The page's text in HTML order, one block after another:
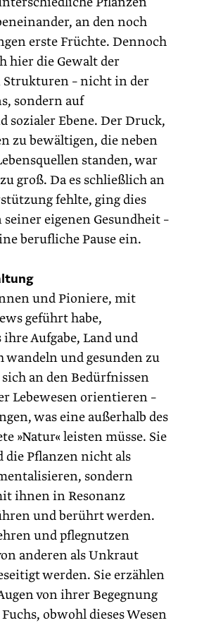
an den noch
erste Früchte. Dennoch
hier die Gewalt der
Strukturen – nicht in der
sondern auf
sozialer Ebene. Der Druck,
zu bewältigen, die neben
standen, war
groß. Da es schließlich an
fehlte, ging dies
eigenen Gesundheit –
berufliche Pause ein.
und Pioniere, mit
geführt habe,
ihre Aufgabe, Land und
und gesunden zu
an den Bedürfnissen
Lebewesen orientieren –
was eine außerhalb des
»Natur« leisten müsse. Sie
die Pflanzen nicht als
sondern
ihnen in Resonanz
und berührt werden.
und pflegnutzen
anderen als Unkraut
werden. Sie erzählen
von ihrer Begegnung
obwohl dieses Wesen